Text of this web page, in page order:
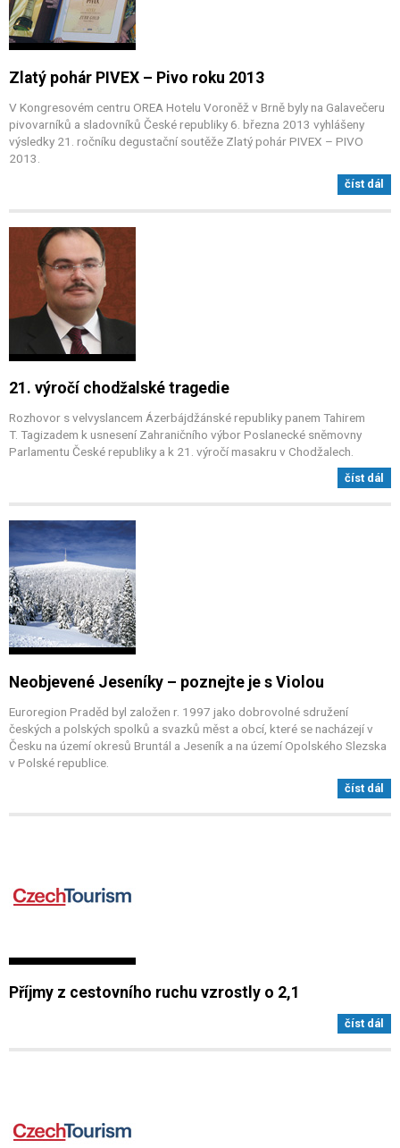
Zlatý pohár PIVEX – Pivo roku 2013
V Kongresovém centru OREA Hotelu Voroněž v Brně byly na Galavečeru
pivovarníků a sladovníků České republiky 6. března 2013 vyhlášeny
výsledky 21. ročníku degustační soutěže Zlatý pohár PIVEX – PIVO
2013.
číst dál
21. výročí chodžalské tragedie
Rozhovor s velvyslancem Ázerbájdžánské republiky panem Tahirem
T. Tagizadem k usnesení Zahraničního výbor Poslanecké sněmovny
Parlamentu České republiky a k 21. výročí masakru v Chodžalech.
číst dál
Neobjevené Jeseníky – poznejte je s Violou
Euroregion Praděd byl založen r. 1997 jako dobrovolné sdružení
českých a polských spolků a svazků měst a obcí, které se nacházejí v
Česku na území okresů Bruntál a Jeseník a na území Opolského Slezska
v Polské republice.
číst dál
Příjmy z cestovního ruchu vzrostly o 2,1
číst dál